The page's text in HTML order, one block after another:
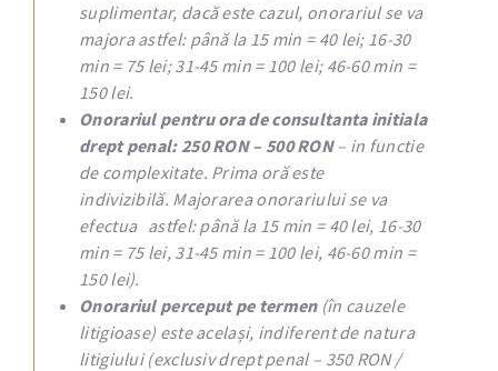
suplimentar, dacă este cazul, onorariul se va
majora astfel: până la 15 min = 40 lei; 16-30
min = 75 lei; 31-45 min = 100 lei; 46-60 min =
150 lei.
Onorariul pentru ora de consultanta initiala
drept penal:250 RON – 500 RON– in functie
de complexitate. Prima oră este
indivizibilă. Majorarea onorariului se va
efectua astfel: până la 15 min = 40 lei, 16-30
min = 75 lei, 31-45 min = 100 lei, 46-60 min =
150 lei).
Onorariul perceput pe termen(în cauzele
litigioase) este același, indiferent de natura
litigiului (exclusiv drept penal – 350 RON /